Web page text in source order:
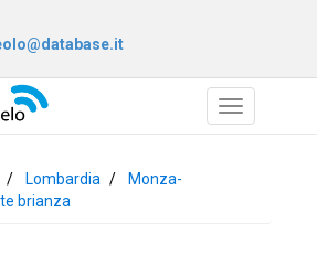
Lombardia
Monza-
brianza